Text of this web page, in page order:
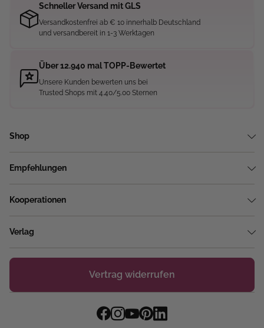
Schneller Versand mit GLS
Versandkostenfrei ab € 10 innerhalb Deutschland
und versandbereit in 1-3 Werktagen
Über 12.940 mal TOPP-Bewertet
Unsere Kunden bewerten uns bei
Trusted Shops mit 4.40/5.00 Sternen
Shop
Empfehlungen
Kooperationen
Verlag
Vertrag widerrufen